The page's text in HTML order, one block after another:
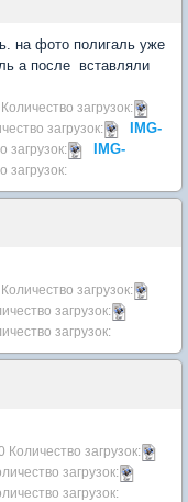
на фото полигаль уже
а после вставляли
загрузок:
загрузок:
IMG-
загрузок:
IMG-
загрузок:
загрузок:
загрузок:
загрузок:
Количество загрузок:
загрузок:
загрузок: